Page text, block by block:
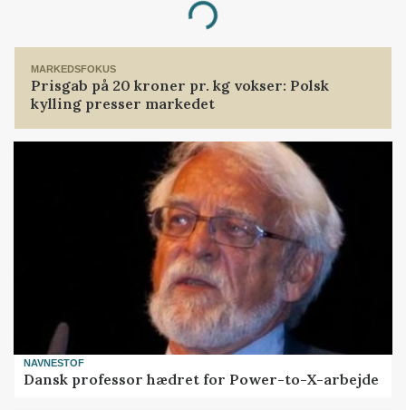
Loading...
MARKEDSFOKUS
Prisgab på 20 kroner pr. kg vokser: Polsk
kylling presser markedet
NAVNESTOF
Dansk professor hædret for Power-to-X-arbejde